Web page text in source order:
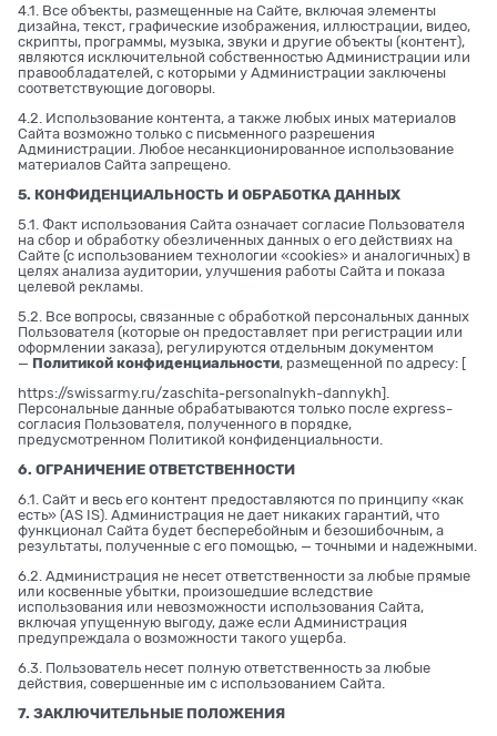
4.1. Все объекты, размещенные на Сайте, включая элементы
дизайна, текст, графические изображения, иллюстрации, видео,
скрипты, программы, музыка, звуки и другие объекты (контент),
являются исключительной собственностью Администрации или
правообладателей, с которыми у Администрации заключены
соответствующие договоры.
4.2. Использование контента, а также любых иных материалов
Сайта возможно только с письменного разрешения
Администрации. Любое несанкционированное использование
материалов Сайта запрещено.
5. КОНФИДЕНЦИАЛЬНОСТЬ И ОБРАБОТКА ДАННЫХ
5.1. Факт использования Сайта означает согласие Пользователя
на сбор и обработку обезличенных данных о его действиях на
Сайте (с использованием технологии «cookies» и аналогичных) в
целях анализа аудитории, улучшения работы Сайта и показа
целевой рекламы.
5.2. Все вопросы, связанные с обработкой персональных данных
Пользователя (которые он предоставляет при регистрации или
оформлении заказа), регулируются отдельным документом
— Политикой конфиденциальности, размещенной по адресу: [
https://swissarmy.ru/zaschita-personalnykh-dannykh].
Персональные данные обрабатываются только после express-
согласия Пользователя, полученного в порядке,
предусмотренном Политикой конфиденциальности.
6. ОГРАНИЧЕНИЕ ОТВЕТСТВЕННОСТИ
6.1. Сайт и весь его контент предоставляются по принципу «как
есть» (AS IS). Администрация не дает никаких гарантий, что
функционал Сайта будет бесперебойным и безошибочным, а
результаты, полученные с его помощью, — точными и надежными.
6.2. Администрация не несет ответственности за любые прямые
или косвенные убытки, произошедшие вследствие
использования или невозможности использования Сайта,
включая упущенную выгоду, даже если Администрация
предупреждала о возможности такого ущерба.
6.3. Пользователь несет полную ответственность за любые
действия, совершенные им с использованием Сайта.
7. ЗАКЛЮЧИТЕЛЬНЫЕ ПОЛОЖЕНИЯ